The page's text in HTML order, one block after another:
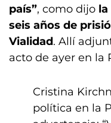
país”, como dijo
seis años de
Vialidad. Allí
acto de ayer en la
Cristina
política en la